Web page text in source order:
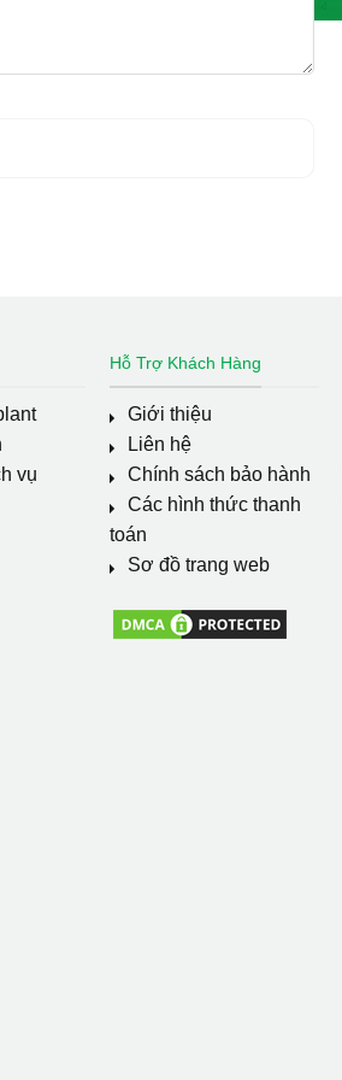
vụ
Hỗ Trợ Khách Hàng
Giới thiệu
Liên hệ
Chính sách bảo hành
Các hình thức thanh
toán
Sơ đồ trang web